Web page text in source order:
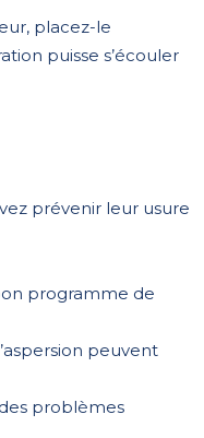
placez-le
puisse s’écouler
prévenir leur usure
programme de
peuvent
problèmes